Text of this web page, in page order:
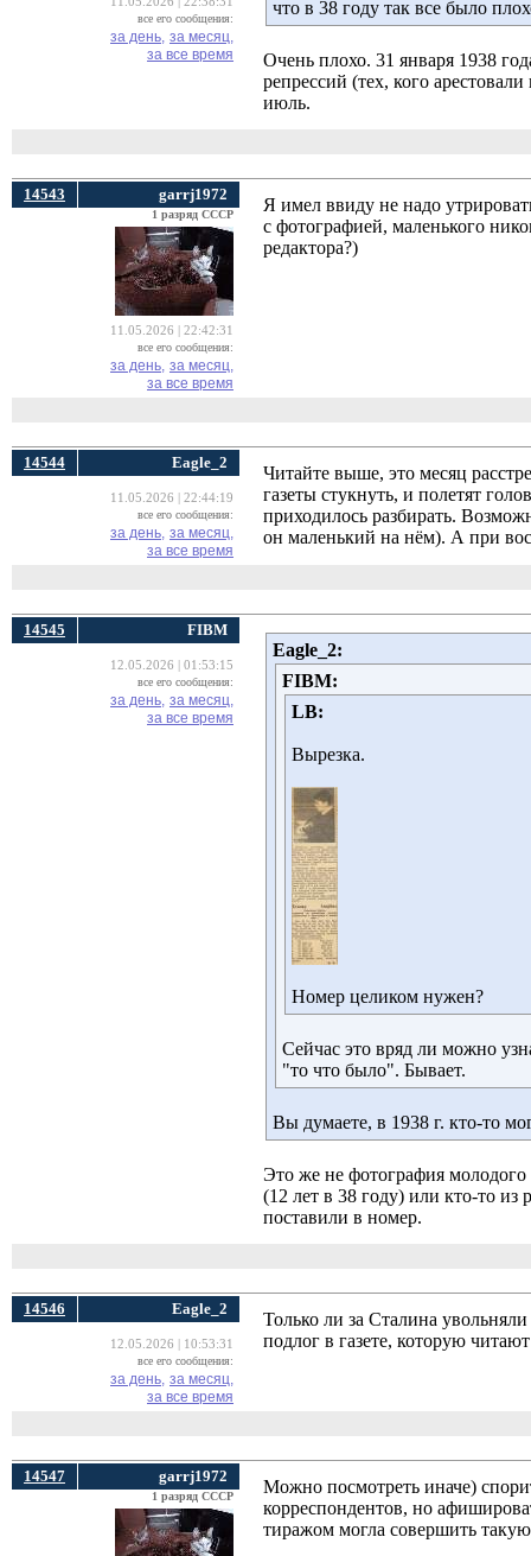
все его сообщения:
за день, за месяц,
за все время
что в 38 году так все было
Очень плохо. 31 января 1938
репрессий (тех, кого
июль.
14543 garrj1972
1 разряд СССР
11.05.2026 | 22:42:31
все его сообщения:
за день, за месяц,
за все время
Я имел ввиду не надо
с фотографией, маленького
редактора?)
14544 Eagle_2
11.05.2026 | 22:44:19
все его сообщения:
за день, за месяц,
за все время
Читайте выше, это месяц
газеты стукнуть, и полетят
приходилось разбирать.
он маленький на нём). А при
14545 FIBM
12.05.2026 | 01:53:15
все его сообщения:
за день, за месяц,
за все время
Eagle_2:
FIBM:
LB:
Вырезка.
Номер целиком нужен?
Сейчас это вряд ли можно
"то что было". Бывает.
Вы думаете, в 1938 г. кто-то
Это же не фотография
(12 лет в 38 году) или кто-то
поставили в номер.
14546 Eagle_2
12.05.2026 | 10:53:31
все его сообщения:
за день, за месяц,
за все время
Только ли за Сталина
подлог в газете, которую
14547 garrj1972
1 разряд СССР
Можно посмотреть иначе)
корреспондентов, но
тиражом могла совершить